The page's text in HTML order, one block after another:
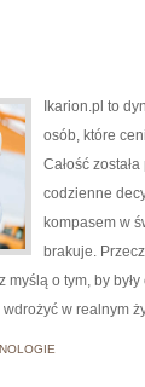
Ikarion.pl to
osób, które
Całość
codzienne
kompasem w
brakuje.
myślą o tym, by
w realnym